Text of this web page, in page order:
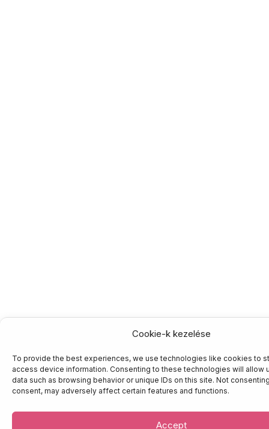
Cookie-k kezelése
To provide the best experiences, we use technologies like cookies to
device information. Consenting to these technologies will allow us to